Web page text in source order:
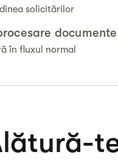
solicitărilor
documente
în fluxul normal